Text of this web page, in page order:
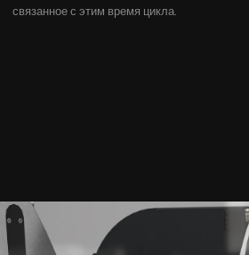
связанное с этим время цикла.